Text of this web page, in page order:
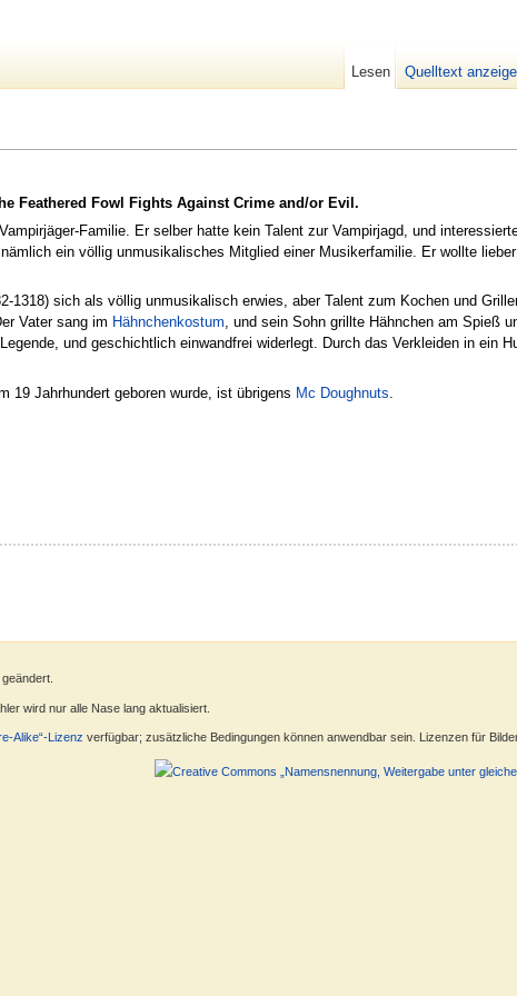
Feathered Fowl Fights Against Crime and/or Evil.
Familie. Er selber hatte kein Talent zur Vampirjagd, und
ein völlig unmusikalisches Mitglied einer Musikerfamilie. Er wollte
1318) sich als völlig unmusikalisch erwies, aber Talent zum Kochen und
Vater sang im Hähnchenkostum, und sein Sohn grillte Hähnchen am Spieß
und geschichtlich einwandfrei widerlegt. Durch das Verkleiden in ein
19 Jahrhundert geboren wurde, ist übrigens Mc Doughnuts
Lesen Quelltext
wird nur alle Nase lang aktualisiert.
Alike“-Lizenz verfügbar; zusätzliche Bedingungen können anwendbar sein. Lizenzen für